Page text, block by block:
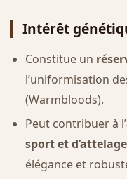
Intérêt
Constitue un
l’uniformisation
(Warmbloods).
Peut contribuer à l’
sport et d’attelage
élégance et